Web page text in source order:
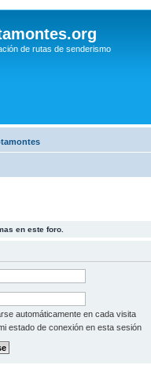
de rutas de senderismo
en este foro.
automáticamente en cada visita
estado de conexión en esta sesión